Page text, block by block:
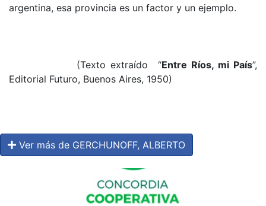
argentina, esa provincia es un factor y un ejemplo.
(Texto extraído “Entre Ríos, mi País”,
Editorial Futuro, Buenos Aires, 1950)
Ver más de GERCHUNOFF, ALBERTO